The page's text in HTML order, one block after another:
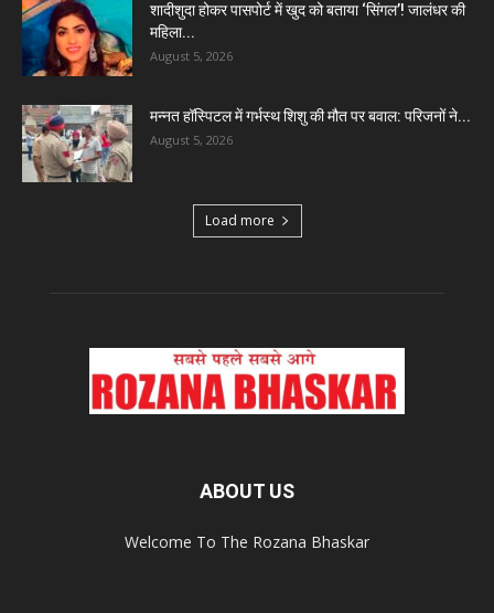
शादीशुदा होकर पासपोर्ट में खुद को बताया ‘सिंगल’! जालंधर की
महिला...
August 5, 2026
मन्नत हॉस्पिटल में गर्भस्थ शिशु की मौत पर बवाल: परिजनों ने...
August 5, 2026
Load more
ABOUT US
Welcome To The Rozana Bhaskar